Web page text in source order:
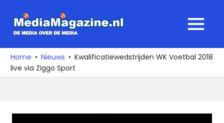
naar
media
over
de
MENU
Home Nieuws
Kwalificatiewedstrijden WK Voetbal 2018
live via Ziggo Sport